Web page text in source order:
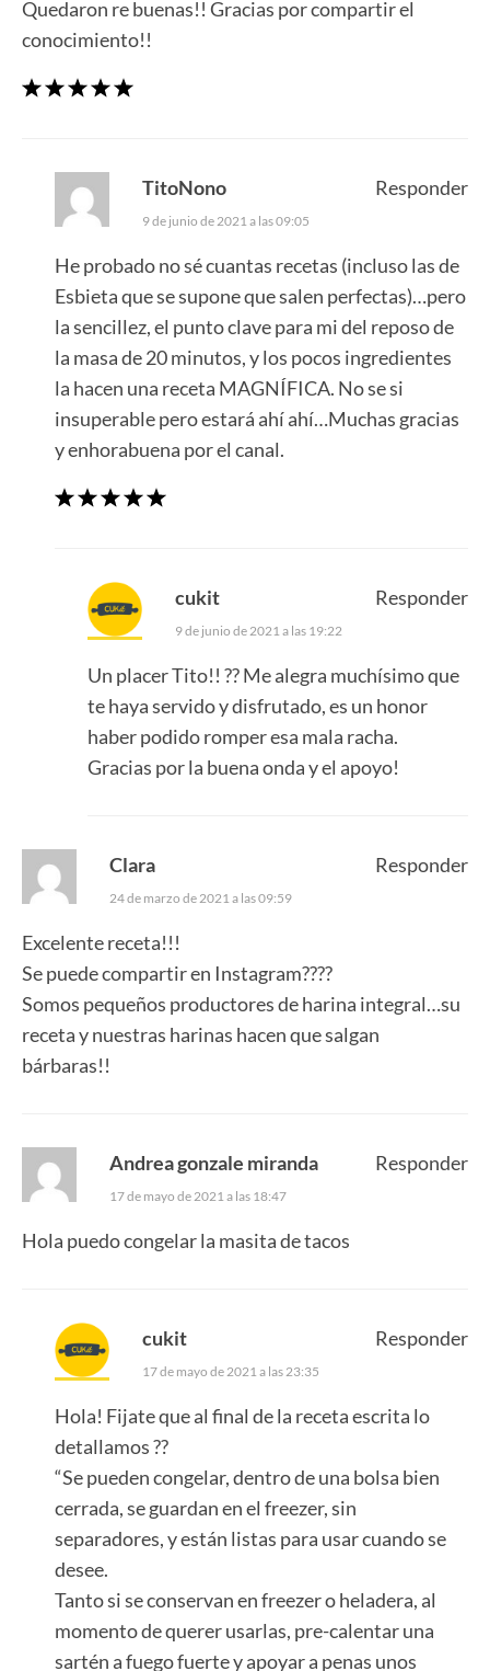
Quedaron re buenas!! Gracias por compartir el
conocimiento!!
TitoNono
9 de junio de 2021 a las 09:05
He probado no sé cuantas recetas (incluso las de
Esbieta que se supone que salen perfectas)…pero
la sencillez, el punto clave para mi del reposo de
la masa de 20 minutos, y los pocos ingredientes
la hacen una receta MAGNÍFICA. No se si
insuperable pero estará ahí ahí…Muchas gracias
y enhorabuena por el canal.
Responder
cukit
9 de junio de 2021 a las 19:22
Un placer Tito!! ?? Me alegra muchísimo que
te haya servido y disfrutado, es un honor
haber podido romper esa mala racha.
Gracias por la buena onda y el apoyo!
Responder
Clara
24 de marzo de 2021 a las 09:59
Excelente receta!!!
Se puede compartir en Instagram????
Somos pequeños productores de harina integral…su
receta y nuestras harinas hacen que salgan
bárbaras!!
Responder
Andrea gonzale miranda
17 de mayo de 2021 a las 18:47
Hola puedo congelar la masita de tacos
Responder
cukit
17 de mayo de 2021 a las 23:35
Hola! Fijate que al final de la receta escrita lo
detallamos ??
“Se pueden congelar, dentro de una bolsa bien
cerrada, se guardan en el freezer, sin
separadores, y están listas para usar cuando se
desee.
Tanto si se conservan en freezer o heladera, al
momento de querer usarlas, pre-calentar una
sartén a fuego fuerte y apoyar a penas unos
Responder